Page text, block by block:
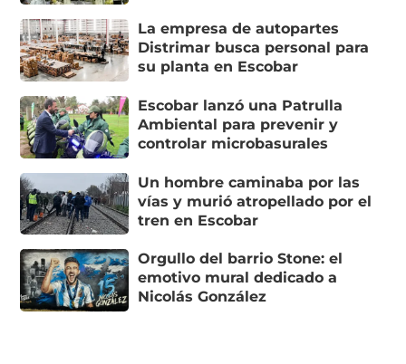
La empresa de autopartes
Distrimar busca personal para
su planta en Escobar
Escobar lanzó una Patrulla
Ambiental para prevenir y
controlar microbasurales
Un hombre caminaba por las
vías y murió atropellado por el
tren en Escobar
Orgullo del barrio Stone: el
emotivo mural dedicado a
Nicolás González